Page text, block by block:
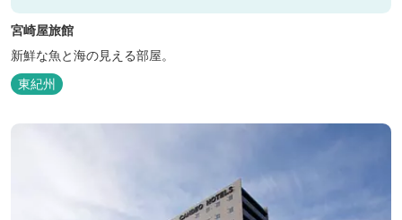
宮崎屋旅館
新鮮な魚と海の見える部屋。
東紀州